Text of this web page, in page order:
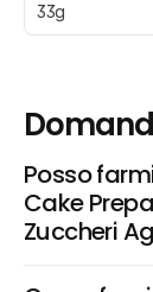
33g
Posso
Cake
Zuccheri